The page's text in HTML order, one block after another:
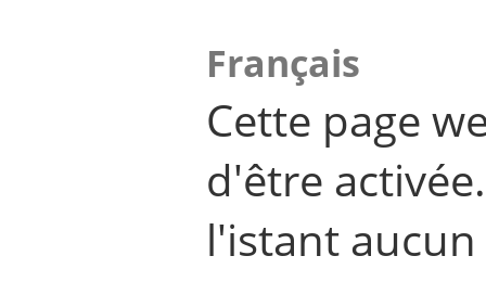
Français
Cette page
d'être
l'istant